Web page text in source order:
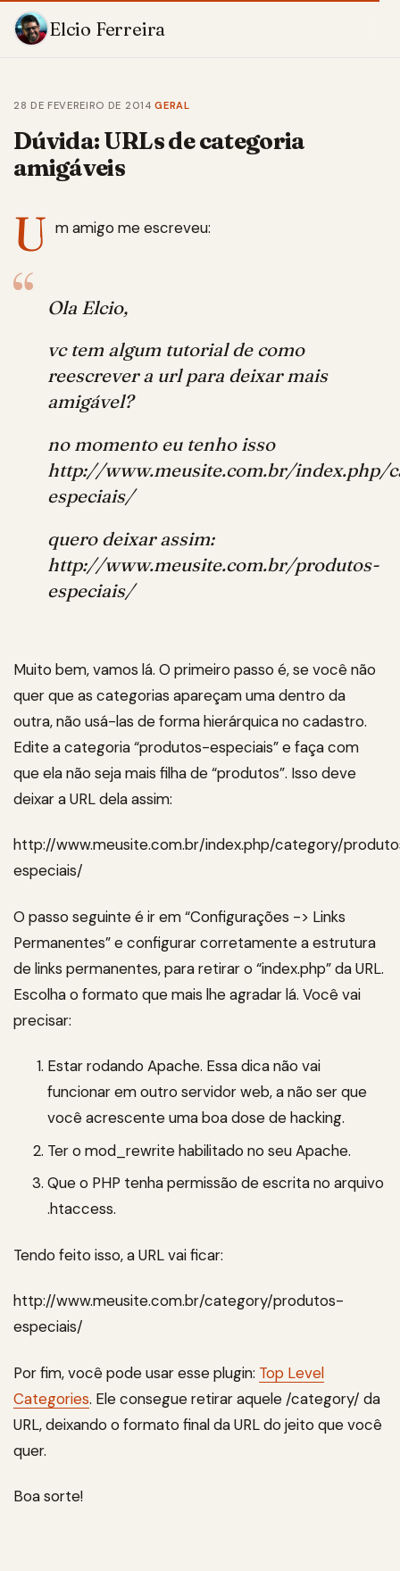
Elcio Ferreira
28 DE FEVEREIRO DE 2014 ·GERAL
Dúvida: URLs de categoria
amigáveis
U m amigo me escreveu:
Ola Elcio,
vc tem algum tutorial de como
reescrever a url para deixar mais
amigável?
no momento eu tenho isso
http://www.meusite.com.br/index.php/
especiais/
quero deixar assim:
http://www.meusite.com.br/produtos-
especiais/
Muito bem, vamos lá. O primeiro passo é, se você não
quer que as categorias apareçam uma dentro da
outra, não usá-las de forma hierárquica no cadastro.
Edite a categoria “produtos-especiais” e faça com
que ela não seja mais filha de “produtos”. Isso deve
deixar a URL dela assim:
http://www.meusite.com.br/index.php/category/
especiais/
O passo seguinte é ir em “Configurações -> Links
Permanentes” e configurar corretamente a estrutura
de links permanentes, para retirar o “index.php” da URL.
Escolha o formato que mais lhe agradar lá. Você vai
precisar:
Estar rodando Apache. Essa dica não vai
funcionar em outro servidor web, a não ser que
você acrescente uma boa dose de hacking.
Ter o mod_rewrite habilitado no seu Apache.
Que o PHP tenha permissão de escrita no arquivo
.htaccess.
Tendo feito isso, a URL vai ficar:
http://www.meusite.com.br/category/produtos-
especiais/
Por fim, você pode usar esse plugin: Top Level
Categories. Ele consegue retirar aquele /category/ da
URL, deixando o formato final da URL do jeito que você
quer.
Boa sorte!